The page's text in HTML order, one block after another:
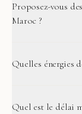
Proposez-vous
Maroc ?
Quelles énergies
Quel est le délai